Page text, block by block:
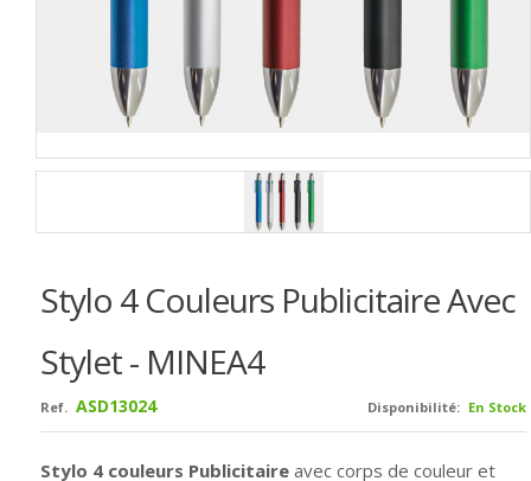
Stylo 4 Couleurs Publicitaire Avec
Stylet - MINEA4
Disponibilité: En Stock
Ref. ASD13024
Stylo 4 couleurs Publicitaire avec corps de couleur et